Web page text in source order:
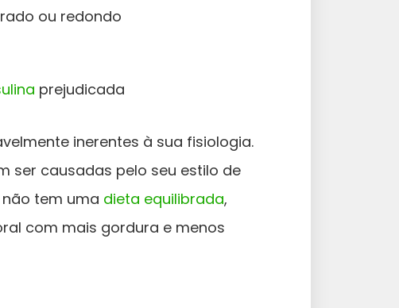
ou redondo
prejudicada
inerentes à sua fisiologia.
ser causadas pelo seu estilo de
tem uma dieta equilibrada,
com mais gordura e menos